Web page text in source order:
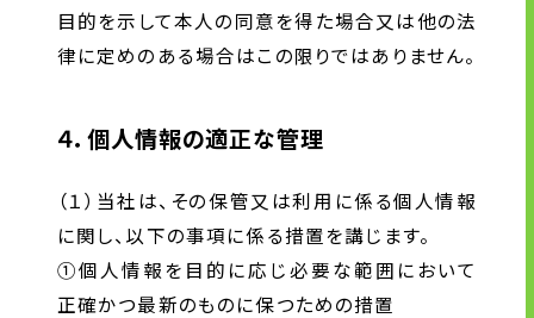
目的を示して本人の同意を得た場合又は他の法
律に定めのある場合はこの限りではありません。
４．個人情報の適正な管理
（１）当社は、その保管又は利用に係る個人情報
に関し、以下の事項に係る措置を講じます。
①個人情報を目的に応じ必要な範囲において
正確かつ最新のものに保つための措置